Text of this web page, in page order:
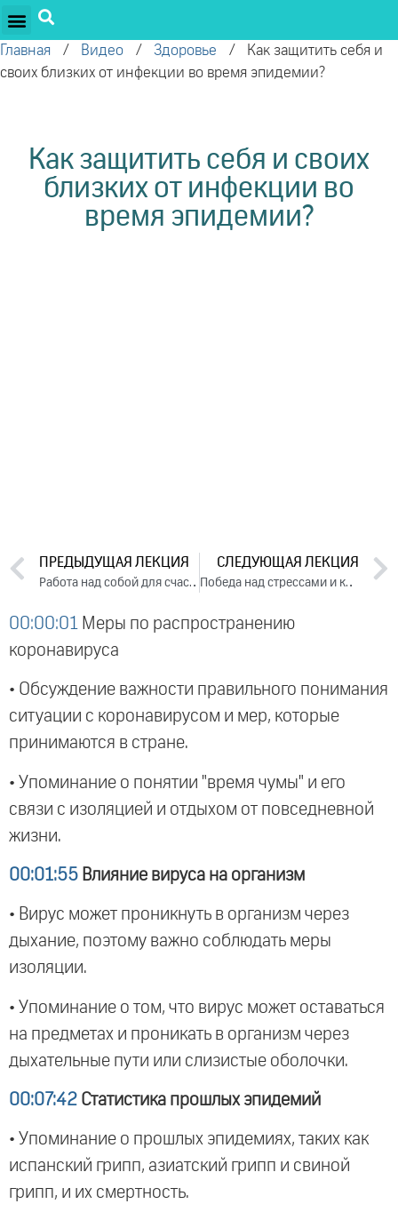
Главная / Видео / Здоровье /
Как защитить себя и
своих близких от инфекции во время эпидемии?
Как защитить себя и своих
близких от инфекции во
время эпидемии?
ПРЕДЫДУЩАЯ ЛЕКЦИЯ
Работа над собой для счастливых отношений в семье. Лекция 2 (2020)
СЛЕДУЮЩАЯ ЛЕКЦИЯ
Победа над стрессами и кризисами жизни. Выход из депрессии. Укрепление иммунитета (2020)
00:00:01 Меры по распространению
коронавируса
• Обсуждение важности правильного понимания
ситуации с коронавирусом и мер, которые
принимаются в стране.
• Упоминание о понятии "время чумы" и его
связи с изоляцией и отдыхом от повседневной
жизни.
00:01:55 Влияние вируса на организм
• Вирус может проникнуть в организм через
дыхание, поэтому важно соблюдать меры
изоляции.
• Упоминание о том, что вирус может оставаться
на предметах и проникать в организм через
дыхательные пути или слизистые оболочки.
00:07:42 Статистика прошлых эпидемий
• Упоминание о прошлых эпидемиях, таких как
испанский грипп, азиатский грипп и свиной
грипп, и их смертность.